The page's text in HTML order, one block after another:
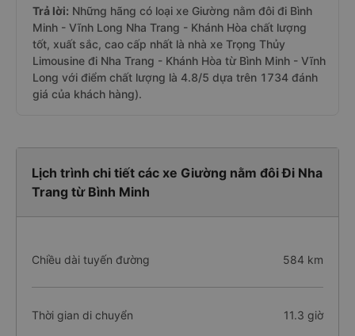
Trả lời: Những hãng có loại xe Giường nằm đôi đi Bình
Minh - Vĩnh Long Nha Trang - Khánh Hòa chất lượng
tốt, xuất sắc, cao cấp nhất là nhà xe Trọng Thủy
Limousine đi Nha Trang - Khánh Hòa từ Bình Minh - Vĩnh
Long với điểm chất lượng là 4.8/5 dựa trên 1734 đánh
giá của khách hàng).
Lịch trình chi tiết các xe Giường nằm đôi Đi Nha
Trang từ Bình Minh
Chiều dài tuyến đường 584 km
Thời gian di chuyển 11.3 giờ